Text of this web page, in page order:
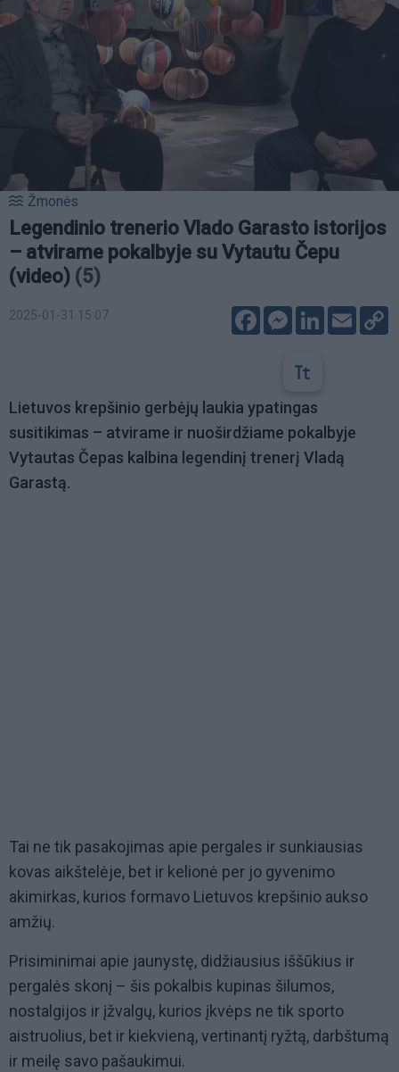
Žmonės
Legendinio trenerio Vlado Garasto istorijos
– atvirame pokalbyje su Vytautu Čepu
(video) (5)
2025-01-31 15:07 FacebookMessenger
LinkedIn
Email
Lietuvos krepšinio gerbėjų laukia ypatingas
susitikimas – atvirame ir nuoširdžiame pokalbyje
Vytautas Čepas kalbina legendinį trenerį Vladą
Garastą.
Tai ne tik pasakojimas apie pergales ir sunkiausias
kovas aikštelėje, bet ir kelionė per jo gyvenimo
akimirkas, kurios formavo Lietuvos krepšinio aukso
amžių.
Prisiminimai apie jaunystę, didžiausius iššūkius ir
pergalės skonį – šis pokalbis kupinas šilumos,
nostalgijos ir įžvalgų, kurios įkvėps ne tik sporto
aistruolius, bet ir kiekvieną, vertinantį ryžtą, darbštumą
ir meilę savo pašaukimui.